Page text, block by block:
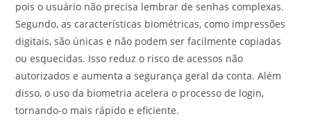
pois o usuário não precisa lembrar de senhas complexas.
Segundo, as características biométricas, como impressões
digitais, são únicas e não podem ser facilmente copiadas
ou esquecidas. Isso reduz o risco de acessos não
autorizados e aumenta a segurança geral da conta. Além
disso, o uso da biometria acelera o processo de login,
tornando-o mais rápido e eficiente.